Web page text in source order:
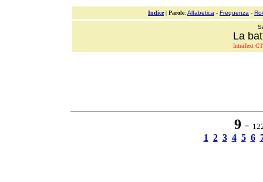
Indice| Parole: Alfabetica - Frequenza -
La
IntraText
9= 122
1 2 3 4 5 6